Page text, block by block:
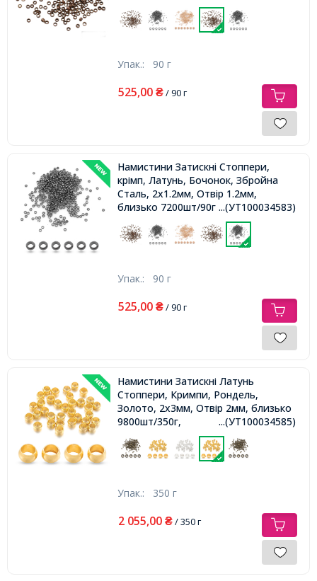
Упак.: 90 г
525,00 ₴/ 90 г
Намистини Затискні Стоппери,
крімп, Латунь, Бочонок, Збройна
Сталь, 2х1.2мм, Отвір 1.2мм,
близько 7200шт/90г ...(УТ100034583)
Упак.: 90 г
525,00 ₴/ 90 г
Намистини Затискні Латунь
Стоппери, Кримпи, Рондель,
Золото, 2x3мм, Отвір 2мм, близько
9800шт/350г,
...(УТ100034585)
Упак.: 350 г
2 055,00 ₴/ 350 г